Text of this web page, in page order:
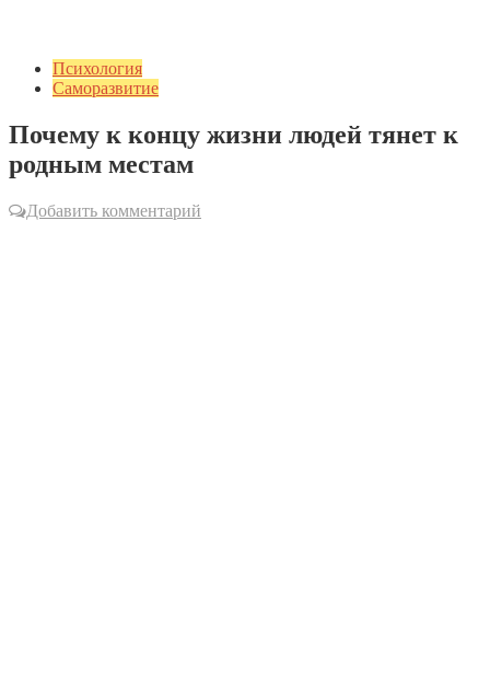
Психология
Саморазвитие
Почему к концу жизни людей тянет к
родным местам
Добавить комментарий